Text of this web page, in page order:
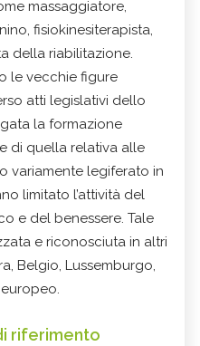
massaggiatore,
fisiokinesiterapista,
della riabilitazione.
le vecchie figure
atti legislativi dello
la formazione
di quella relativa alle
variamente legiferato in
limitato l’attività del
e del benessere. Tale
e riconosciuta in altri
Belgio, Lussemburgo,
riferimento